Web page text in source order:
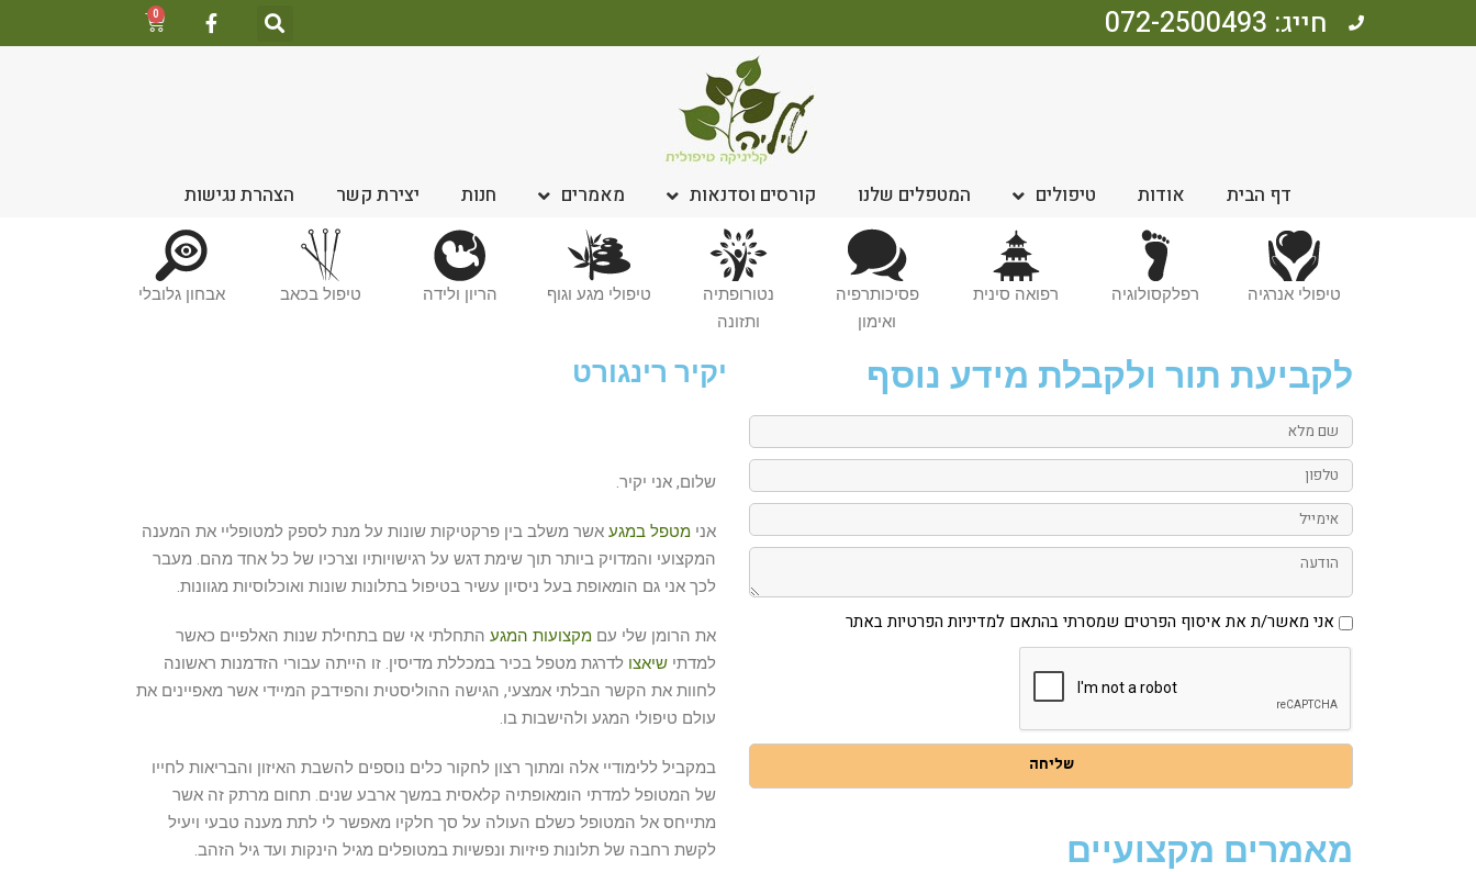
חייג: 072-2500493 0
דף הבית אודות טיפולים המטפלים שלנו קורסים וסדנאות מאמרים חנות יצירת קשר הצהרת נגישות
טיפולי אנרגיה רפלקסולוגיה רפואה סינית
פסיכותרפיה
ואימון
נטורופתיה
ותזונה
טיפולי מגע וגוף הריון ולידה טיפול בכאב אבחון גלובלי
לקביעת תור ולקבלת מידע נוסף
שם
מלא
טלפון
אימייל
הודעה
אני
מאשר/ת
את
שמסרתי
בהתאם
למדיניות
הפרטיות
אני מאשר/ת את איסוף הפרטים שמסרתי בהתאם למדיניות הפרטיות באתר
שליחה
מאמרים מקצועיים
יקיר רינגורט
שלום, אני יקיר.
אני מטפל במגע אשר משלב בין פרקטיקות שונות על מנת לספק למטופליי את המענה
המקצועי והמדויק ביותר תוך שימת דגש על רגישויותיו וצרכיו של כל אחד מהם. מעבר
לכך אני גם הומאופת בעל ניסיון עשיר בטיפול בתלונות שונות ואוכלוסיות מגוונות.
את הרומן שלי עם מקצועות המגע התחלתי אי שם בתחילת שנות האלפיים כאשר
למדתי שיאצו לדרגת מטפל בכיר במכללת מדיסין. זו הייתה עבורי הזדמנות ראשונה
לחוות את הקשר הבלתי אמצעי, הגישה ההוליסטית והפידבק המיידי אשר מאפיינים את
עולם טיפולי המגע ולהישבות בו.
במקביל ללימודיי אלה ומתוך רצון לחקור כלים נוספים להשבת האיזון והבריאות לחייו
של המטופל למדתי הומאופתיה קלאסית במשך ארבע שנים. תחום מרתק זה אשר
מתייחס אל המטופל כשלם העולה על סך חלקיו מאפשר לי לתת מענה טבעי ויעיל
לקשת רחבה של תלונות פיזיות ונפשיות במטופלים מגיל הינקות ועד גיל הזהב.